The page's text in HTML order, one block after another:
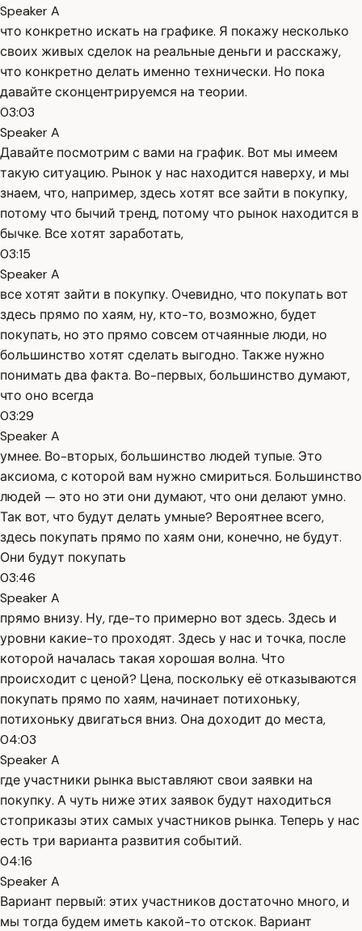
Speaker A
что конкретно искать на графике. Я покажу несколько
своих живых сделок на реальные деньги и расскажу,
что конкретно делать именно технически. Но пока
давайте сконцентрируемся на теории.
03:03
Speaker A
Давайте посмотрим с вами на график. Вот мы имеем
такую ситуацию. Рынок у нас находится наверху, и мы
знаем, что, например, здесь хотят все зайти в покупку,
потому что бычий тренд, потому что рынок находится в
бычке. Все хотят заработать,
03:15
Speaker A
все хотят зайти в покупку. Очевидно, что покупать вот
здесь прямо по хаям, ну, кто-то, возможно, будет
покупать, но это прямо совсем отчаянные люди, но
большинство хотят сделать выгодно. Также нужно
понимать два факта. Во-первых, большинство думают,
что оно всегда
03:29
Speaker A
умнее. Во-вторых, большинство людей тупые. Это
аксиома, с которой вам нужно смириться. Большинство
людей — это но эти они думают, что они делают умно.
Так вот, что будут делать умные? Вероятнее всего,
здесь покупать прямо по хаям они, конечно, не будут.
Они будут покупать
03:46
Speaker A
прямо внизу. Ну, где-то примерно вот здесь. Здесь и
уровни какие-то проходят. Здесь у нас и точка, после
которой началась такая хорошая волна. Что
происходит с ценой? Цена, поскольку её отказываются
покупать прямо по хаям, начинает потихоньку,
потихоньку двигаться вниз. Она доходит до места,
04:03
Speaker A
где участники рынка выставляют свои заявки на
покупку. А чуть ниже этих заявок будут находиться
стоприказы этих самых участников рынка. Теперь у нас
есть три варианта развития событий.
04:16
Speaker A
Вариант первый: этих участников достаточно много, и
мы тогда будем иметь какой-то отскок. Вариант